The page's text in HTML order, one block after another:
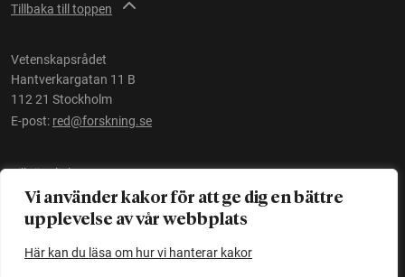
Vi använder kakor för att ge dig en bättre
upplevelse av vår webbplats
Här kan du läsa om hur vi hanterar kakor
Tillbaka till toppen
Vetenskapsrådet
Hantverkargatan 11 B
112 21 Stockholm
E-post: red@forskning.se
Tillgänglighet
Ett initiativ avVetenskapsrådet